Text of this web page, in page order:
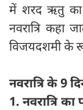
में शरद ऋतु का
नवरात्रि कहा
विजयदशमी के
नवरात्रि के 9
1. नवरात्रि का